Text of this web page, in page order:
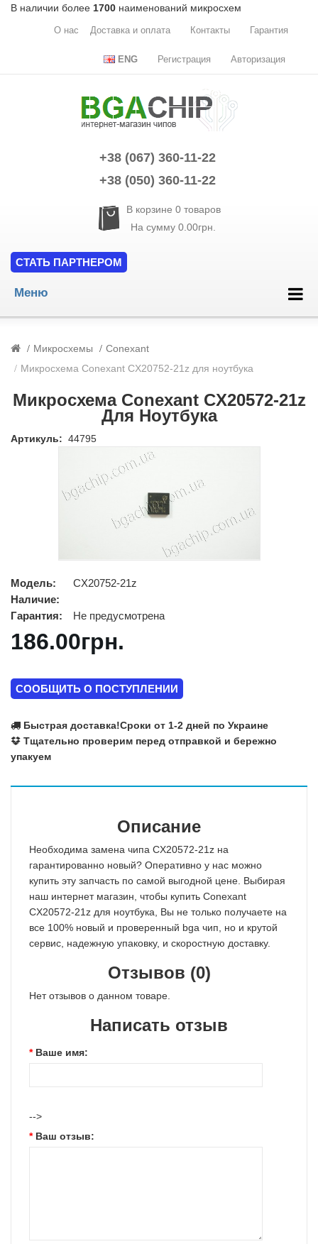
В наличии более 1700 наименований микросхем
О нас Доставка и оплата Контакты Гарантия
ENG Регистрация Авторизация
+38 (067) 360-11-22
+38 (050) 360-11-22
В корзине 0товаров
На сумму 0.00грн.
СТАТЬ ПАРТНЕРОМ
Меню
Микросхемы
Conexant
Микросхема Conexant CX20752-21z для ноутбука
Микросхема Conexant CX20572-21z
Для Ноутбука
Артикуль: 44795
Модель:
CX20752-21z
Наличие:
Гарантия:
Не предусмотрена
186.00грн.
СООБЩИТЬ О ПОСТУПЛЕНИИ
Быстрая доставка!Сроки от 1-2 дней по Украине
Тщательно проверим перед отправкой и бережно
упакуем
Описание
Необходима замена чипа CX20572-21z на
гарантированно новый? Оперативно у нас можно
купить эту запчасть по самой выгодной цене. Выбирая
наш интернет магазин, чтобы купить Conexant
CX20572-21z для ноутбука, Вы не только получаете на
все 100% новый и проверенный bga чип, но и крутой
сервис, надежную упаковку, и скоростную доставку.
Отзывов (0)
Нет отзывов о данном товаре.
Написать отзыв
Ваше имя:
-->
Ваш отзыв: